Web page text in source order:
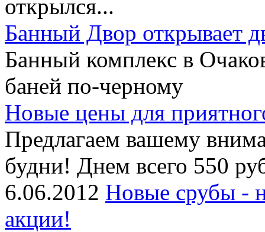
открылся...
Банный Двор открывает
Банный комплекс в
баней по-черному
Новые цены для
Предлагаем вашему
будни! Днем всего 550
6.06.2012 Новые срубы -
акции!